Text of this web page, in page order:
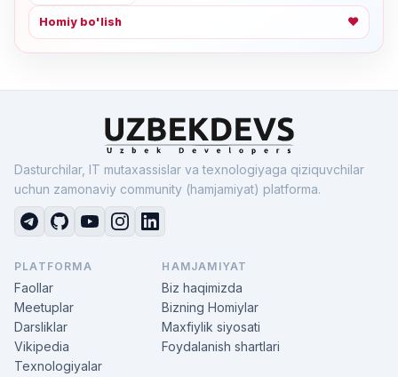
Homiy bo'lish ❤
Dasturchilar, IT mutaxassislar va texnologiyaga qiziquvchilar
uchun zamonaviy community (hamjamiyat) platforma.
PLATFORMA
Faollar
Meetuplar
Darsliklar
Vikipedia
Texnologiyalar
HAMJAMIYAT
Biz haqimizda
Bizning Homiylar
Maxfiylik siyosati
Foydalanish shartlari